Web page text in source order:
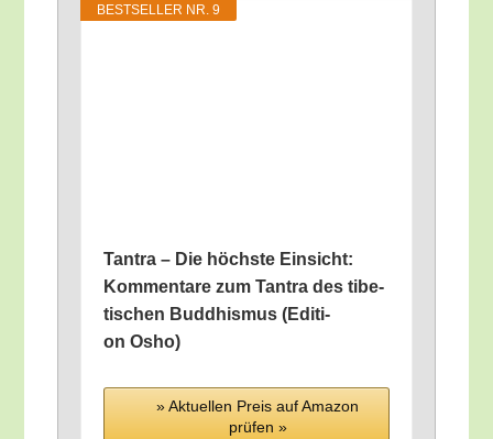
BEST­SEL­LER NR. 9
Tan­tra – Die höchs­te Ein­sicht:
Kom­men­ta­re zum Tan­tra des tibe­
ti­schen Bud­dhis­mus (Edi­ti­
on Osho)
» Aktu­el­len Preis auf Ama­zon
prü­fen »